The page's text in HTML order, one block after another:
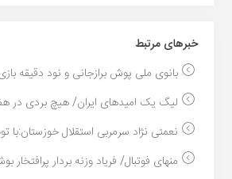
خبر‌های مرتبط
بانوی ملی پوش برازجانی و نود دقیقه
لیگ یک امیدهای ایران/ هیچ بردی در
نعمتی نژاد سرمربی استقلال
منهای فوتبال/ فریاد وزنه بردار پرافتخار